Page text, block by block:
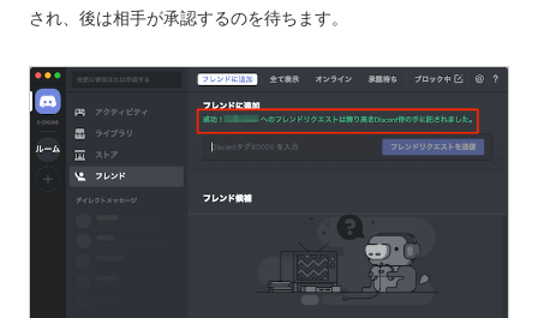
され、後は相手が承認するのを待ちます。